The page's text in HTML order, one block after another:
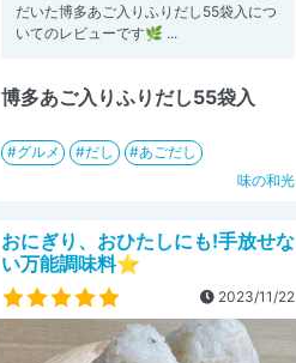
だいた博多あご入りふりだし55袋入につ
いてのレビューです🌿 ㅤㅤ...
博多あご入りふりだし55袋入
グルメ だし
あごだし
味の和光
おにぎり、おひたしにも!手放せな
い万能調味料⭐︎
2023/11/22